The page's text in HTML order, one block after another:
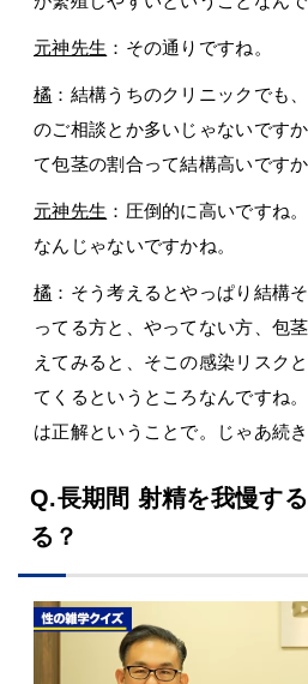
元神先生 ：その通りですね。
橘 ：結構うちのクリニックでも
のご相談とか多いじゃないです
て包茎の割合って結構高いですか
元神先生 ：圧倒的に高いですね
なんじゃないですかね。
橘 ：そう考えるとやっぱり結構
ってる方と、やってない方、包
えてみると、そこの感染リスク
てくるというところなんですね
は正解ということで。じゃあ続き
Q.長期間 射精を我慢す
る？